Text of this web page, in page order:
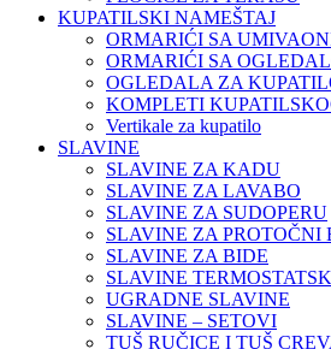
KUPATILSKI NAMEŠTAJ
ORMARIĆI SA
ORMARIĆI SA
OGLEDALA ZA
KOMPLETI
Vertikale za kupatilo
SLAVINE
SLAVINE ZA KADU
SLAVINE ZA LAVABO
SLAVINE ZA SUDOPERU
SLAVINE ZA PROTOČNI
SLAVINE ZA BIDE
SLAVINE
UGRADNE SLAVINE
SLAVINE – SETOVI
TUŠ RUČICE I TUŠ